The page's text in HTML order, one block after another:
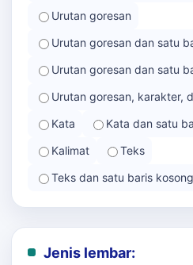
Urutan goresan
Urutan goresan dan satu
Urutan goresan dan satu
Urutan goresan, karakter,
Kata
Kata dan satu
Kalimat
Teks
Teks dan satu baris
Jenis lembar: